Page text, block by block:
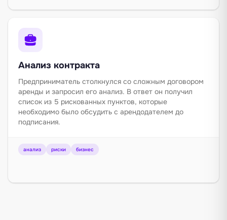
Анализ контракта
Предприниматель столкнулся со сложным договором
аренды и запросил его анализ. В ответ он получил
список из 5 рискованных пунктов, которые
необходимо было обсудить с арендодателем до
подписания.
анализ риски бизнес